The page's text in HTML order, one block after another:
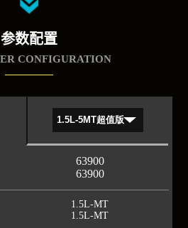
参数配置
CONFIGURATION